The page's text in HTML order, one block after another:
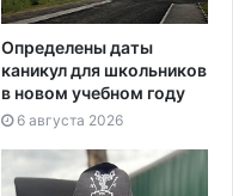
Определены даты
каникул для школьников
в новом учебном году
6 августа 2026